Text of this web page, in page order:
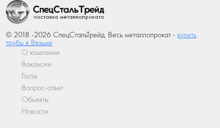
© 2018 -2026 СпецСтальТрейд. Весь металлопрокат - купить
трубы в Вязьме
О компании
Вакансии
Госты
Вопрос-ответ
Объекты
Новости